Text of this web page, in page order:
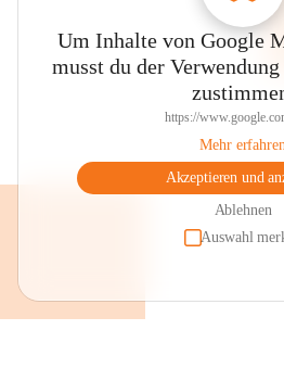
Um Inhalte von Google
musst du der
https://
Mehr
Akzeptieren und
Ablehnen
Auswahl